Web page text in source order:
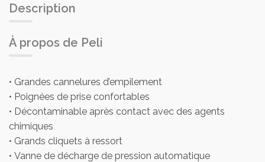
Description
À propos de Peli
• Grandes cannelures d’empilement
• Poignées de prise confortables
• Décontaminable après contact avec des agents
chimiques
• Grands cliquets à ressort
• Vanne de décharge de pression automatique